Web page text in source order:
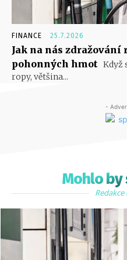
FINANCE 25.7.2026
Jak na nás zdražování
pohonných hmot Když
ropy, většina...
-
Mohlo by